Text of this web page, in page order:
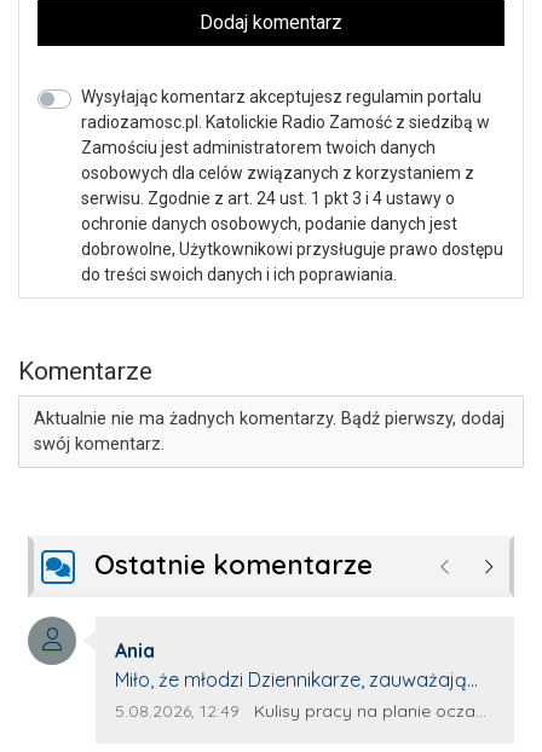
Dodaj komentarz
Wysyłając komentarz akceptujesz regulamin portalu
radiozamosc.pl. Katolickie Radio Zamość z siedzibą w
Zamościu jest administratorem twoich danych
osobowych dla celów związanych z korzystaniem z
serwisu. Zgodnie z art. 24 ust. 1 pkt 3 i 4 ustawy o
ochronie danych osobowych, podanie danych jest
dobrowolne, Użytkownikowi przysługuje prawo dostępu
do treści swoich danych i ich poprawiania.
Komentarze
Aktualnie nie ma żadnych komentarzy. Bądź pierwszy, dodaj
swój komentarz.
Ostatnie komentarze Poprzednie
Autor komentarza:
Ania
Treść komentarza:
Miło, że młodzi Dziennikarze, zauważają
młode talenty, które dopiero wkraczają
Data dodania komentarza:
5.08.2026, 12:49 Źródło komentarza:
Kulisy pracy na planie oczami młodego filmowca